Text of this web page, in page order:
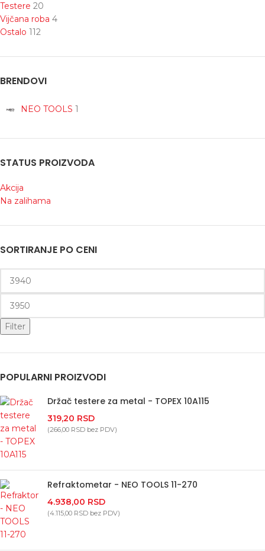
Testere 20
Vijčana roba 4
Ostalo 112
BRENDOVI
NEO TOOLS 1
STATUS PROIZVODA
Akcija
Na zalihama
SORTIRANJE PO CENI
Filter
POPULARNI PROIZVODI
Držač testere za metal - TOPEX 10A115
319,20 RSD
(266,00 RSD bez PDV)
Refraktometar - NEO TOOLS 11-270
4.938,00 RSD
(4.115,00 RSD bez PDV)